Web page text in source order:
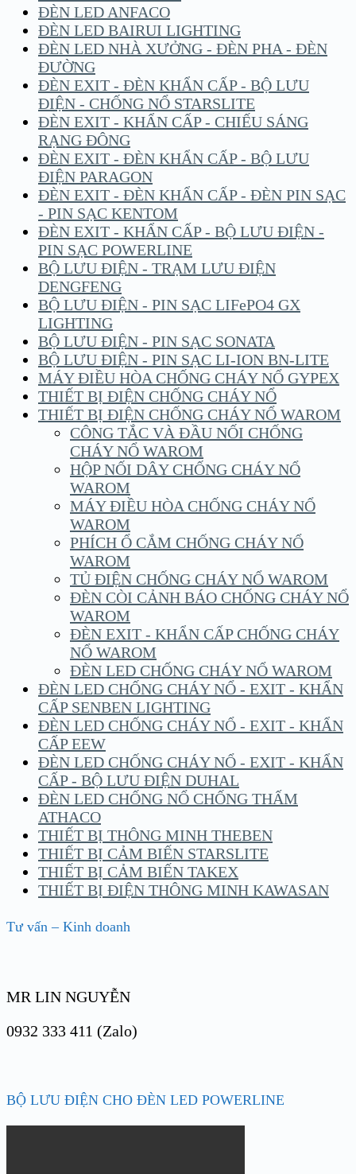
ĐÈN LED ANFACO
ĐÈN LED BAIRUI LIGHTING
ĐÈN LED NHÀ XƯỞNG - ĐÈN PHA - ĐÈN
ĐƯỜNG
ĐÈN EXIT - ĐÈN KHẨN CẤP - BỘ LƯU
ĐIỆN - CHỐNG NỔ STARSLITE
ĐÈN EXIT - KHẨN CẤP - CHIẾU SÁNG
RẠNG ĐÔNG
ĐÈN EXIT - ĐÈN KHẨN CẤP - BỘ LƯU
ĐIỆN PARAGON
ĐÈN EXIT - ĐÈN KHẨN CẤP - ĐÈN PIN SẠC
- PIN SẠC KENTOM
ĐÈN EXIT - KHẨN CẤP - BỘ LƯU ĐIỆN -
PIN SẠC POWERLINE
BỘ LƯU ĐIỆN - TRẠM LƯU ĐIỆN
DENGFENG
BỘ LƯU ĐIỆN - PIN SẠC LIFePO4 GX
LIGHTING
BỘ LƯU ĐIỆN - PIN SẠC SONATA
BỘ LƯU ĐIỆN - PIN SẠC LI-ION BN-LITE
MÁY ĐIỀU HÒA CHỐNG CHÁY NỔ GYPEX
THIẾT BỊ ĐIỆN CHỐNG CHÁY NỔ
THIẾT BỊ ĐIỆN CHỐNG CHÁY NỔ WAROM
CÔNG TẮC VÀ ĐẦU NỐI CHỐNG
CHÁY NỔ WAROM
HỘP NỐI DÂY CHỐNG CHÁY NỔ
WAROM
MÁY ĐIỀU HÒA CHỐNG CHÁY NỔ
WAROM
PHÍCH Ổ CẮM CHỐNG CHÁY NỔ
WAROM
TỦ ĐIỆN CHỐNG CHÁY NỔ WAROM
ĐÈN CÒI CẢNH BÁO CHỐNG CHÁY NỔ
WAROM
ĐÈN EXIT - KHẨN CẤP CHỐNG CHÁY
NỔ WAROM
ĐÈN LED CHỐNG CHÁY NỔ WAROM
ĐÈN LED CHỐNG CHÁY NỔ - EXIT - KHẨN
CẤP SENBEN LIGHTING
ĐÈN LED CHỐNG CHÁY NỔ - EXIT - KHẨN
CẤP EEW
ĐÈN LED CHỐNG CHÁY NỔ - EXIT - KHẨN
CẤP - BỘ LƯU ĐIỆN DUHAL
ĐÈN LED CHỐNG NỔ CHỐNG THẤM
ATHACO
THIẾT BỊ THÔNG MINH THEBEN
THIẾT BỊ CẢM BIẾN STARSLITE
THIẾT BỊ CẢM BIẾN TAKEX
THIẾT BỊ ĐIỆN THÔNG MINH KAWASAN
Tư vấn – Kinh doanh
MR LIN NGUYỄN
0932 333 411 (Zalo)
BỘ LƯU ĐIỆN CHO ĐÈN LED POWERLINE